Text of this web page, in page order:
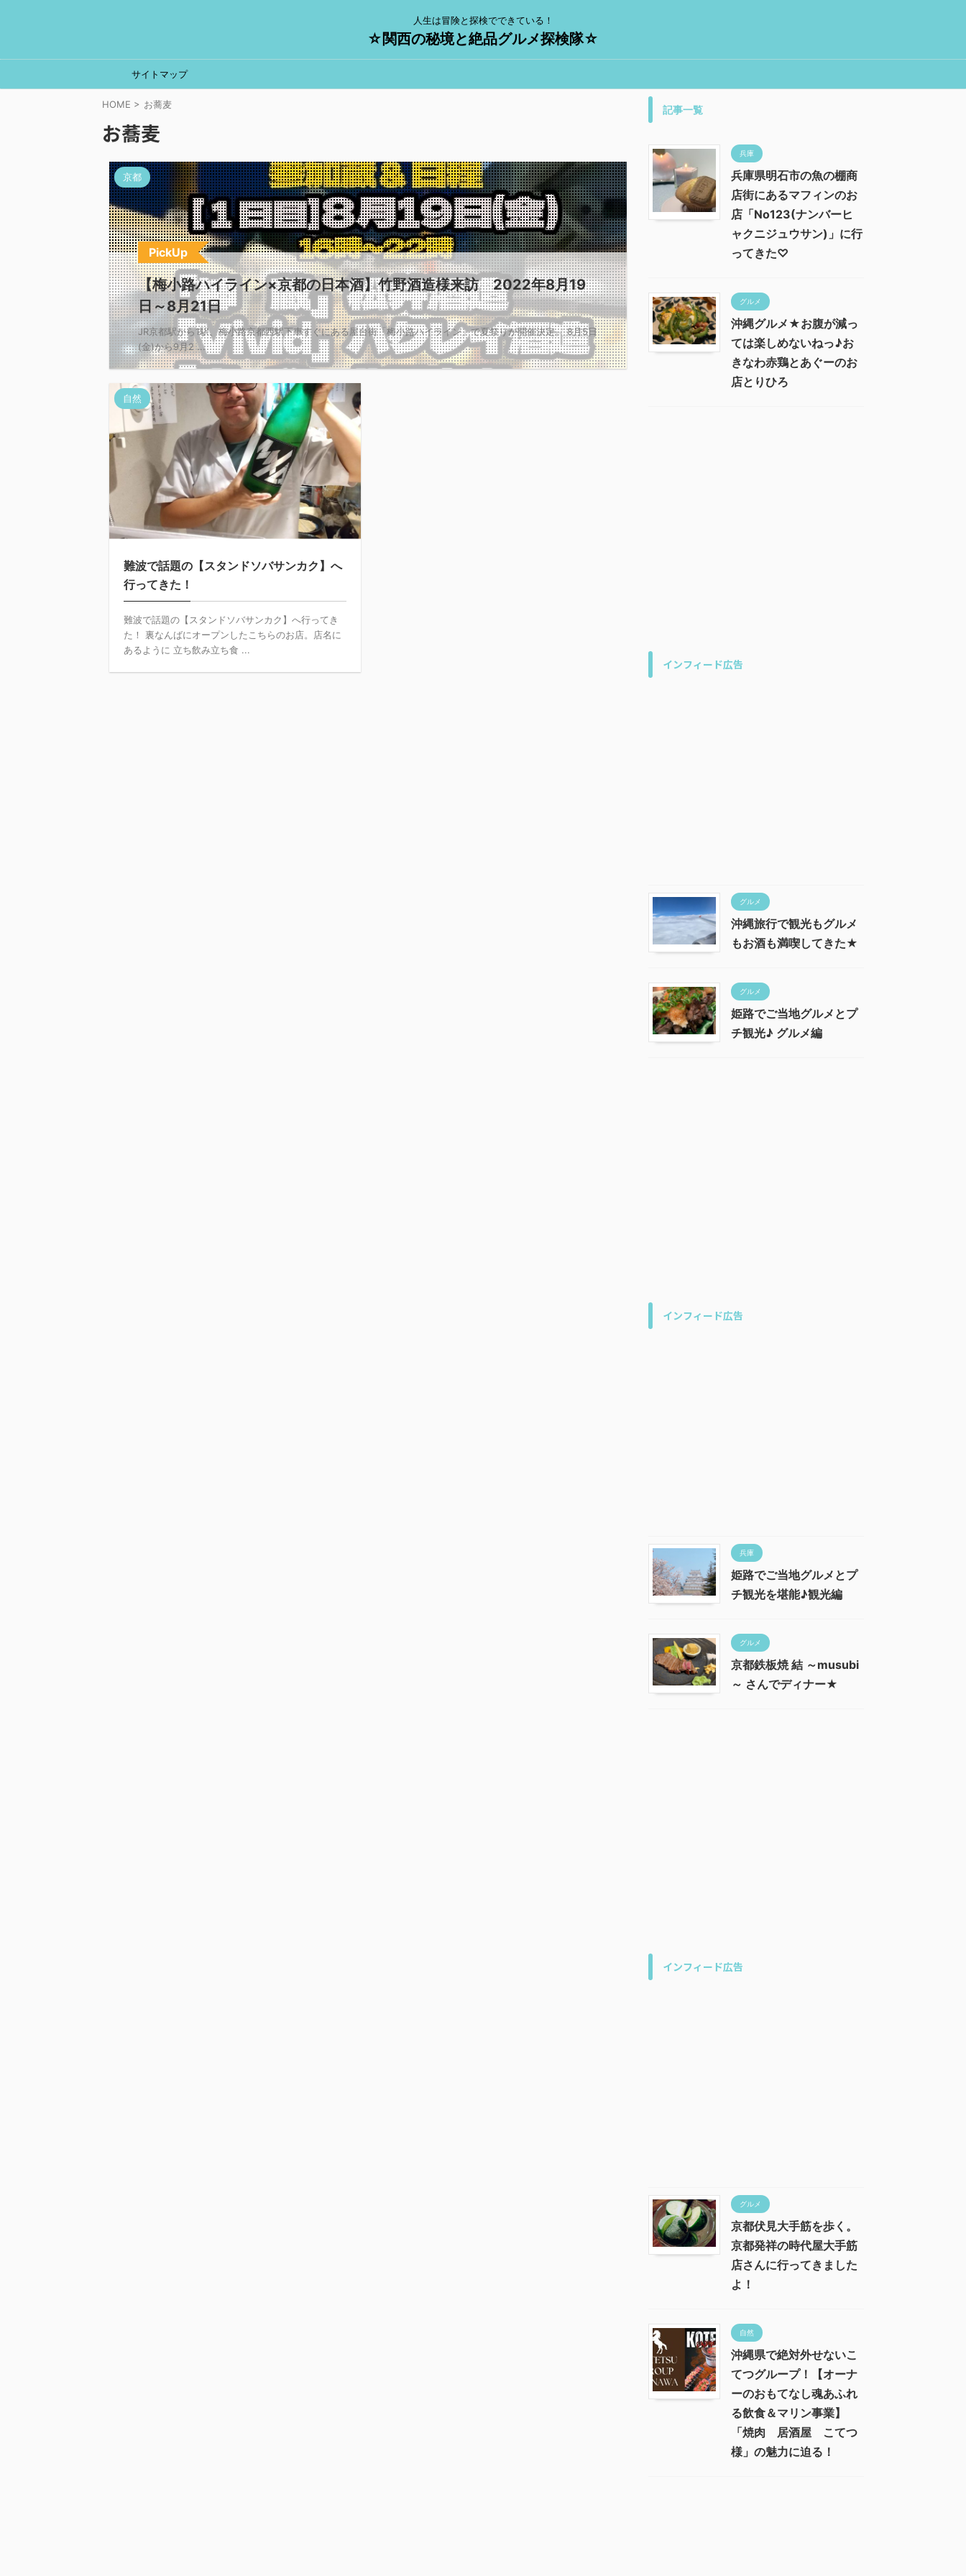
人生は冒険と探検でできている！
☆関西の秘境と絶品グルメ探検隊☆
サイトマップ
HOME > お蕎麦
お蕎麦
京都
PickUp
【梅小路ハイライン×京都の日本酒】竹野酒造様来訪 2022年8月19
日～8月21日
JR京都駅から1駅、梅小路京都西駅下車すぐにある屋台街「梅小路ハイライン」で夏祭りが開催決定。 8月5日
(金)から9月2 ...
自然
難波で話題の【スタンドソバサンカク】へ
行ってきた！
難波で話題の【スタンドソバサンカク】へ行ってき
た！ 裏なんばにオープンしたこちらのお店。店名に
あるように 立ち飲み立ち食 ...
記事一覧
兵庫
兵庫県明石市の魚の棚商
店街にあるマフィンのお
店「No123(ナンバーヒ
ャクニジュウサン)」に行
ってきた♡
グルメ
沖縄グルメ★お腹が減っ
ては楽しめないねっ♪お
きなわ赤鶏とあぐーのお
店とりひろ
インフィード広告
グルメ
沖縄旅行で観光もグルメ
もお酒も満喫してきた★
グルメ
姫路でご当地グルメとプ
チ観光♪ グルメ編
インフィード広告
兵庫
姫路でご当地グルメとプ
チ観光を堪能♪観光編
グルメ
京都鉄板焼 結 ～musubi
～ さんでディナー★
インフィード広告
グルメ
京都伏見大手筋を歩く。
京都発祥の時代屋大手筋
店さんに行ってきました
よ！
自然
沖縄県で絶対外せないこ
てつグループ！【オーナ
ーのおもてなし魂あふれ
る飲食＆マリン事業】
「焼肉 居酒屋 こてつ
様」の魅力に迫る！